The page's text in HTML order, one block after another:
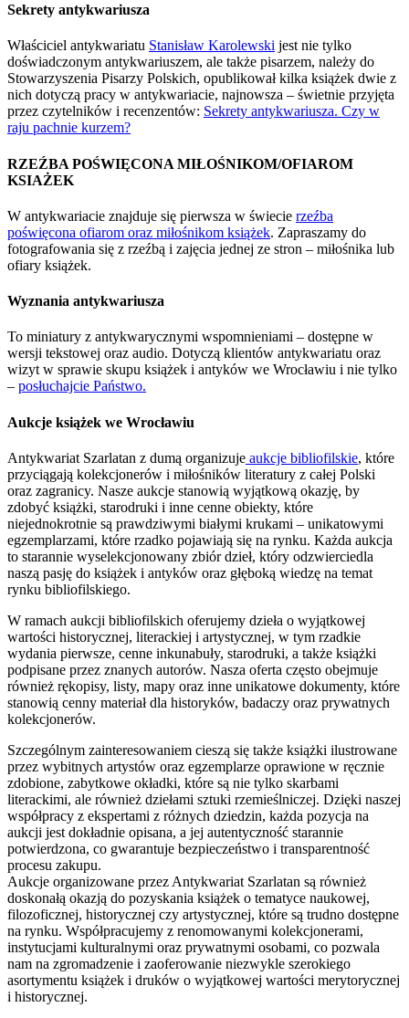
Sekrety antykwariusza
Właściciel antykwariatu Stanisław Karolewski jest nie tylko
doświadczonym antykwariuszem, ale także pisarzem, należy do
Stowarzyszenia Pisarzy Polskich, opublikował kilka książek dwie z
nich dotyczą pracy w antykwariacie, najnowsza – świetnie przyjęta
przez czytelników i recenzentów: Sekrety antykwariusza. Czy w
raju pachnie kurzem?
RZEŹBA POŚWIĘCONA MIŁOŚNIKOM/OFIAROM
KSIAŻEK
W antykwariacie znajduje się pierwsza w świecie rzeźba
poświęcona ofiarom oraz miłośnikom książek. Zapraszamy do
fotografowania się z rzeźbą i zajęcia jednej ze stron – miłośnika lub
ofiary książek.
Wyznania antykwariusza
To miniatury z antykwarycznymi wspomnieniami – dostępne w
wersji tekstowej oraz audio. Dotyczą klientów antykwariatu oraz
wizyt w sprawie skupu książek i antyków we Wrocławiu i nie tylko
– posłuchajcie Państwo.
Aukcje książek we Wrocławiu
Antykwariat Szarlatan z dumą organizuje aukcje bibliofilskie, które
przyciągają kolekcjonerów i miłośników literatury z całej Polski
oraz zagranicy. Nasze aukcje stanowią wyjątkową okazję, by
zdobyć książki, starodruki i inne cenne obiekty, które
niejednokrotnie są prawdziwymi białymi krukami – unikatowymi
egzemplarzami, które rzadko pojawiają się na rynku. Każda aukcja
to starannie wyselekcjonowany zbiór dzieł, który odzwierciedla
naszą pasję do książek i antyków oraz głęboką wiedzę na temat
rynku bibliofilskiego.
W ramach aukcji bibliofilskich oferujemy dzieła o wyjątkowej
wartości historycznej, literackiej i artystycznej, w tym rzadkie
wydania pierwsze, cenne inkunabuły, starodruki, a także książki
podpisane przez znanych autorów. Nasza oferta często obejmuje
również rękopisy, listy, mapy oraz inne unikatowe dokumenty, które
stanowią cenny materiał dla historyków, badaczy oraz prywatnych
kolekcjonerów.
Szczególnym zainteresowaniem cieszą się także książki ilustrowane
przez wybitnych artystów oraz egzemplarze oprawione w ręcznie
zdobione, zabytkowe okładki, które są nie tylko skarbami
literackimi, ale również dziełami sztuki rzemieślniczej. Dzięki naszej
współpracy z ekspertami z różnych dziedzin, każda pozycja na
aukcji jest dokładnie opisana, a jej autentyczność starannie
potwierdzona, co gwarantuje bezpieczeństwo i transparentność
procesu zakupu.
Aukcje organizowane przez Antykwariat Szarlatan są również
doskonałą okazją do pozyskania książek o tematyce naukowej,
filozoficznej, historycznej czy artystycznej, które są trudno dostępne
na rynku. Współpracujemy z renomowanymi kolekcjonerami,
instytucjami kulturalnymi oraz prywatnymi osobami, co pozwala
nam na zgromadzenie i zaoferowanie niezwykle szerokiego
asortymentu książek i druków o wyjątkowej wartości merytorycznej
i historycznej.